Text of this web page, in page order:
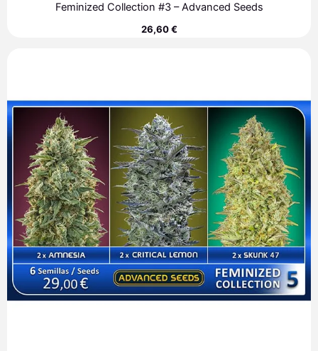
Feminized Collection #3 – Advanced Seeds
26,60€